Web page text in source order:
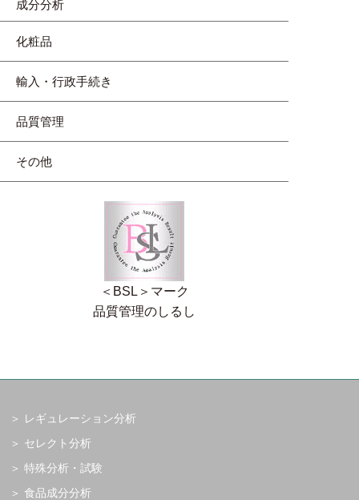
成分分析
化粧品
輸入・行政手続き
品質管理
その他
＜BSL＞マーク
品質管理のしるし
レギュレーション分析
セレクト分析
特殊分析・試験
食品成分分析